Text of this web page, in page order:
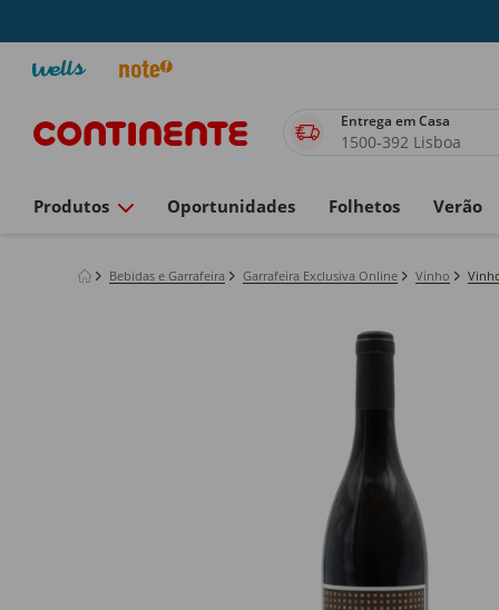
Entrega em Casa
1500-392 Lisboa
Produtos Oportunidades Folhetos Verão
Bebidas e Garrafeira Garrafeira Exclusiva Online Vinho